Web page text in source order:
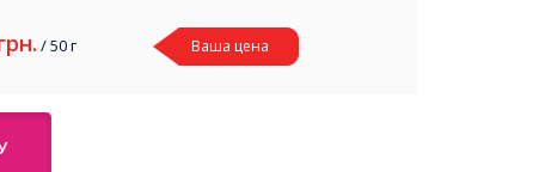
/ 50 г Ваша цена